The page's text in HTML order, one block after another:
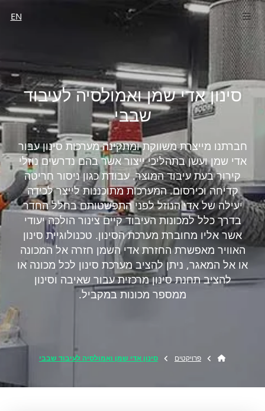
EN
סינון אדי שמן ואמולסיה לעיבוד
שבבי
חברתנו מייצרת משווקת ומתקינה מערכות סינון עבור
אדי שמן ועשן בתהליכי ייצור אשר בהם נדרשים נוזלי
קירור בעת עיבוד המוצר. עבודת כגון ניסור חריטה
קדיחה וכירסום. המערכות מתוכננות לייצר לכידה
יעילה של אדי הנוזל לפני התפשטותם בחלל החדר
בדרך כלל למכונות העיבוד קיים צינור הולכה יעודי
אשר אליו מחוברת מערכת הסינון. טכנולוגיית סינון
האוויר מאפשרת החזרת אדי השמן חזרה אל המכונה
או אל המאגר, ניתן להציב מערכת סינון לכל מכונה או
להציב תחנת סינון מרכזית עבור שאיבה וסינון
ממספר מכונות במקביל.
פרויקטים סינון אדי שמן ואמולסיה לעיבוד שבבי